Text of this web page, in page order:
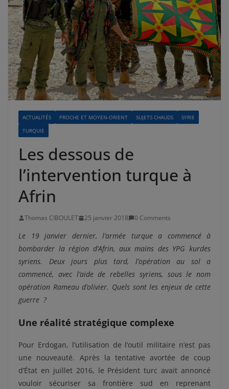
ACTUALITÉS PROCHE ET MOYEN-ORIENT SUJETS CHAUDS
SYRIE
TURQUIE
Les dessous de
l’intervention turque à
Afrin
Thomas CIBOULET 25 janvier 2018 0 Comments
Le 19 janvier dernier, l’armée turque a commencé à
bombarder la région d’Afrin, aux mains des YPG kurdes
syriens. Deux jours plus tard, l’opération au sol a
commencé, avec l’aide de rebelles syriens, sous le nom
opération Rameau d’olivier. Quels sont les enjeux de cette
guerre ?
Une réalité stratégique complexe
Pour Erdogan, l’utilisation de l’outil militaire n’est pas
une nouveauté. Après la tentative avortée de coup
d’État en juillet 2016, le Président turc avait annoncé
vouloir sécuriser sa frontière sud en reprenant